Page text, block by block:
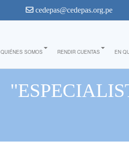
cedepas@cedepas.org.pe
QUIÉNES SOMOS RENDIR CUENTAS EN